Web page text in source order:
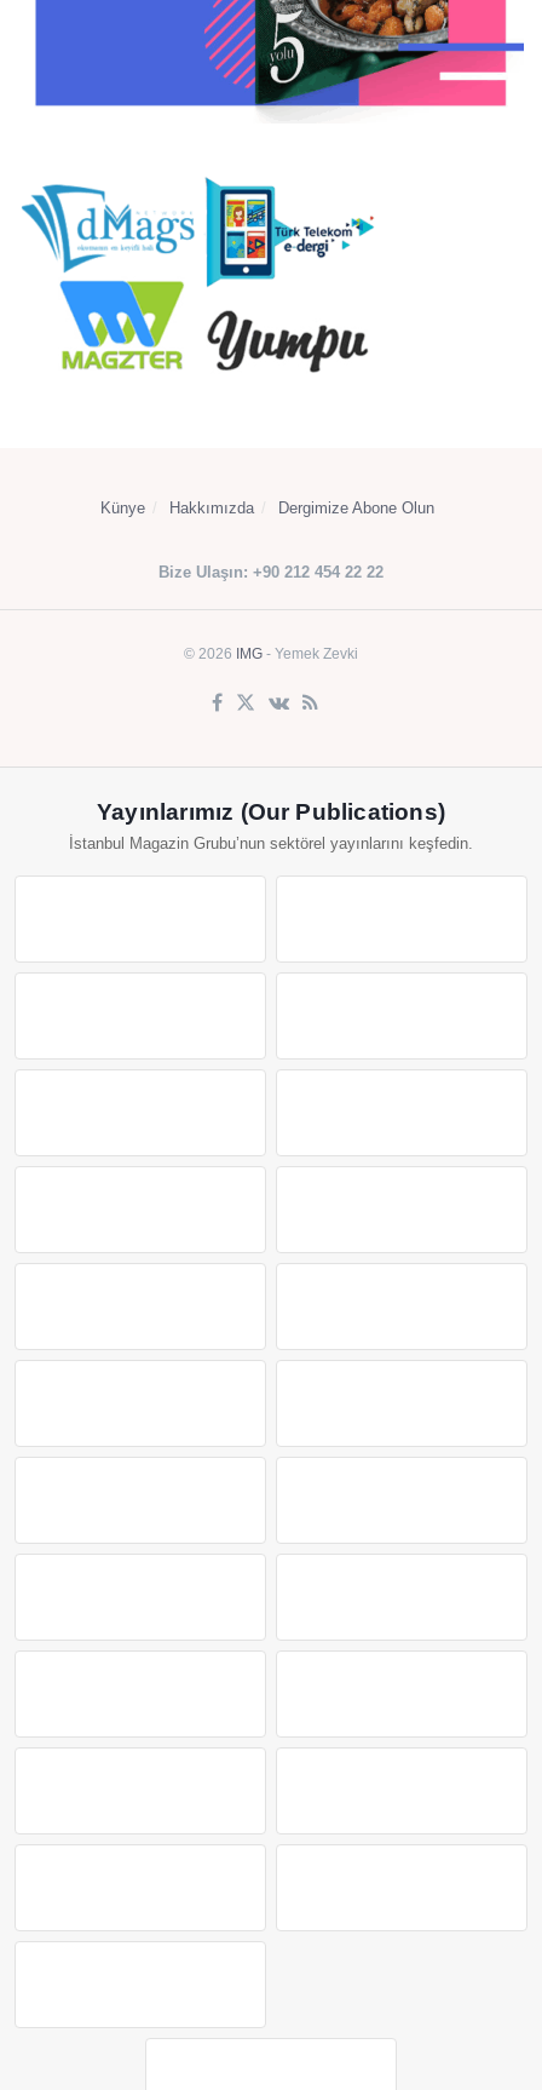
Künye Hakkımızda Dergimize Abone Olun
Bize Ulaşın: +90 212 454 22 22
© 2026 IMG - Yemek Zevki
Yayınlarımız (Our Publications)
İstanbul Magazin Grubu’nun sektörel yayınlarını keşfedin.